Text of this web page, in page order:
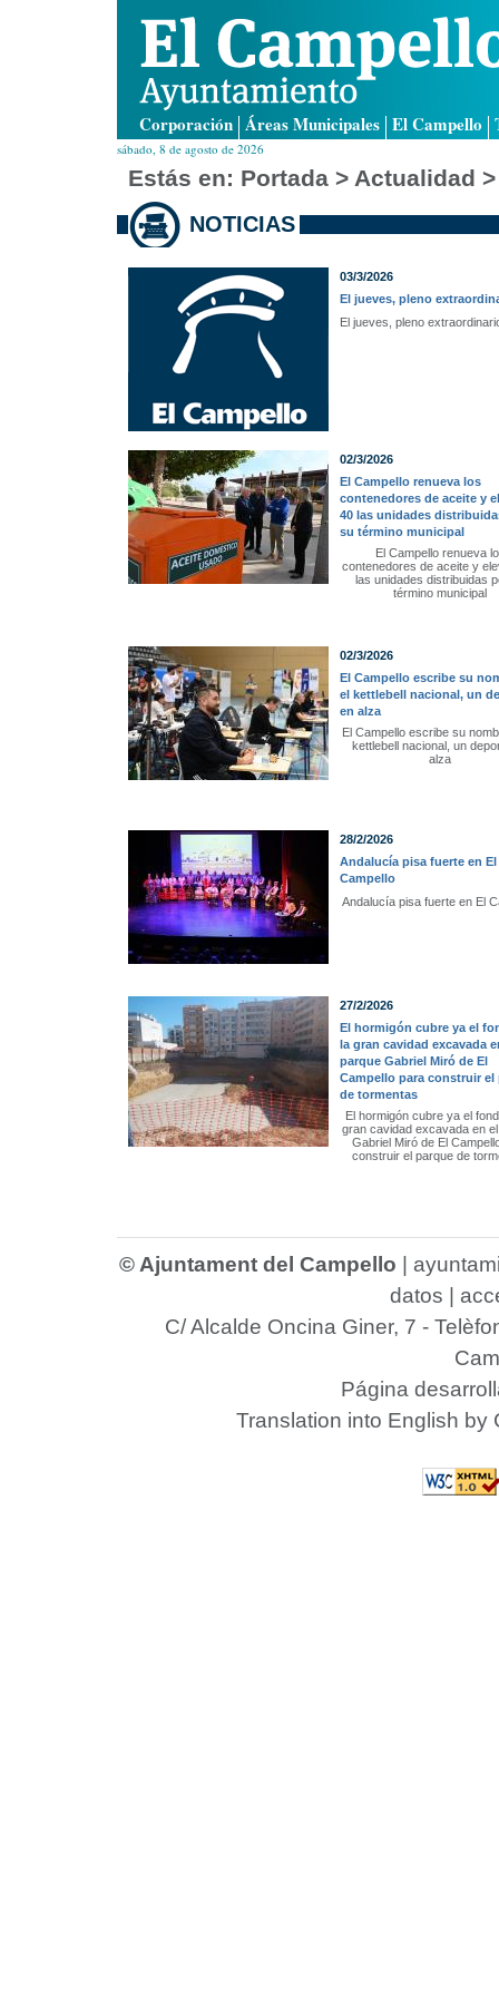
Corporación Áreas Municipales El Campello
sábado, 8 de agosto de 2026
Estás en: Portada > Actualidad
NOTICIAS
03/3/2026
El jueves, pleno
El jueves, pleno
02/3/2026
El Campello renueva los
contenedores de aceite y
40 las unidades
su término municipal
El Campello renueva
contenedores de aceite y
las unidades distribuidas
término municipal
02/3/2026
El Campello escribe su
el kettlebell nacional, un
en alza
El Campello escribe su
kettlebell nacional, un
alza
28/2/2026
Andalucía pisa fuerte en El
Campello
Andalucía pisa fuerte en El
27/2/2026
El hormigón cubre ya el
la gran cavidad excavada
parque Gabriel Miró de El
Campello para construir el
de tormentas
El hormigón cubre ya el
gran cavidad excavada en
Gabriel Miró de El
construir el parque de
© Ajuntament del Campello
datos
C/ Alcalde Oncina Giner, 7 -
Página
Translation into English by